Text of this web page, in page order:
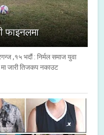
फाइनलमा
,१५ भदौं : निर्मल समाज युवा
मा जारी तिजकप नकाउट